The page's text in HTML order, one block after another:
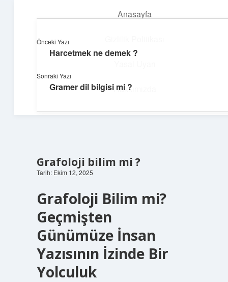
Anasayfa
Hakkımızda
Dijital dünyada keyifli bir macera!
Grafoloji bilim mi ?
Tarih: Ekim 12, 2025
Grafoloji Bilim mi?
Geçmişten
Günümüze İnsan
Yazısının İzinde Bir
Yolculuk
Önceki Yazı
Harcetmek ne demek ?
Sonraki Yazı
Gramer dil bilgisi mi ?